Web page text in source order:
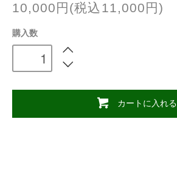
10,000円(税込11,000円)
購入数
カートに入れる